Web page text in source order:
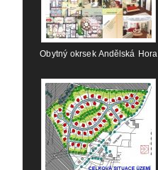
Obytný okrsek Andělská Hora